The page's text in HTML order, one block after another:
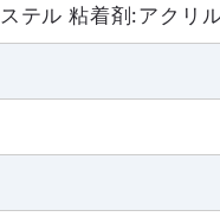
テル 粘着剤:アクリ